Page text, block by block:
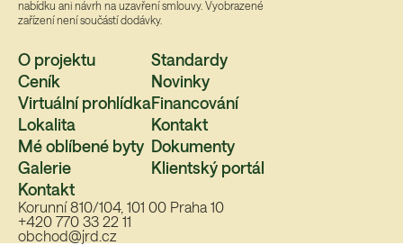
nabídku ani návrh na uzavření smlouvy. Vyobrazené
zařízení není součástí dodávky.
O projektu
Ceník
Virtuální prohlídka
Lokalita
Mé oblíbené byty
Galerie
Standardy
Novinky
Financování
Kontakt
Dokumenty
Klientský portál
Kontakt
Korunní 810/104, 101 00 Praha 10
+420 770 33 22 11
obchod@jrd.cz